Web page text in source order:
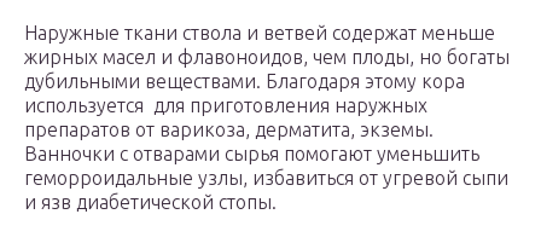
Наружные ткани ствола и ветвей содержат меньше
жирных масел и флавоноидов, чем плоды, но богаты
дубильными веществами. Благодаря этому кора
используется для приготовления наружных
препаратов от варикоза, дерматита, экземы.
Ванночки с отварами сырья помогают уменьшить
геморроидальные узлы, избавиться от угревой сыпи
и язв диабетической стопы.